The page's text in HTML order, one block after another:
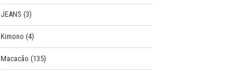
JEANS (3)
Kimono (4)
Macacão (135)